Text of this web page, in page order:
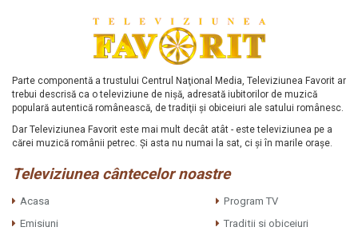
Parte componentă a trustului Centrul Naţional Media, Televiziunea Favorit ar
trebui descrisă ca o televiziune de nişă, adresată iubitorilor de muzică
populară autentică românească, de tradiţii şi obiceiuri ale satului românesc.
Dar Televiziunea Favorit este mai mult decât atât - este televiziunea pe a
cărei muzică românii petrec. Şi asta nu numai la sat, ci şi în marile oraşe.
Televiziunea cântecelor noastre
Acasa
Program TV
Emisiuni
Traditii si obiceiuri